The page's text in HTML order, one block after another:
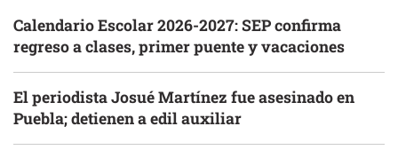
Calendario Escolar 2026-2027: SEP confirma
regreso a clases, primer puente y vacaciones
El periodista Josué Martínez fue asesinado en
Puebla; detienen a edil auxiliar